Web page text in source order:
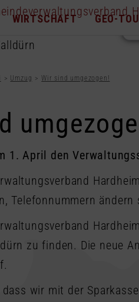
WIRTSCHAFT GEO-
Umzug Wir sind umgezogen!
1. April den
Telefonnummern ändern
zu finden. Die neue
dass wir mit der